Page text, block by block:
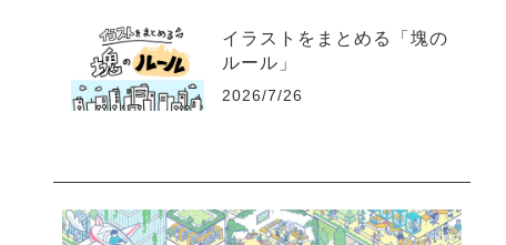
イラストをまとめる「塊の
ルール」
2026/7/26